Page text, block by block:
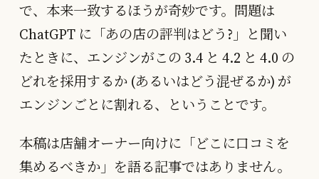
で、本来一致するほうが奇妙です。問題は
ChatGPT に「あの店の評判はどう?」と聞い
たときに、エンジンがこの 3.4 と 4.2 と 4.0 の
どれを採用するか (あるいはどう混ぜるか) が
エンジンごとに割れる、ということです。
本稿は店舗オーナー向けに「どこに口コミを
集めるべきか」を語る記事ではありません。